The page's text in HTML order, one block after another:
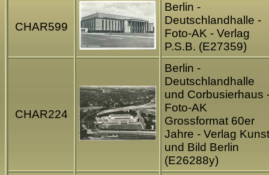
CHAR599
Berlin -
Deutschlandhalle -
Foto-AK - Verlag
P.S.B. (E27359)
CHAR224
Berlin -
Deutschlandhalle
und Corbusierhaus
Foto-AK
Grossformat 60er
Jahre - Verlag Kunst
und Bild Berlin
(E26288y)